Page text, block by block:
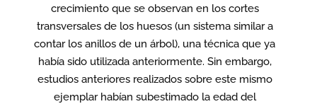
crecimiento que se observan en los cortes
transversales de los huesos (un sistema similar a
contar los anillos de un árbol), una técnica que ya
había sido utilizada anteriormente. Sin embargo,
estudios anteriores realizados sobre este mismo
ejemplar habían subestimado la edad del